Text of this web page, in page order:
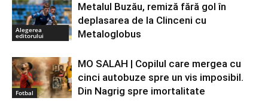
Alegerea
editorului
Metalul Buzău, remiză fără gol în
deplasarea de la Clinceni cu
Metaloglobus
Fotbal
MO SALAH | Copilul care mergea cu
cinci autobuze spre un vis imposibil.
Din Nagrig spre imortalitate